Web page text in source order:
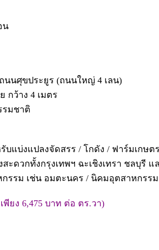
น
นนศุขประยูร (ถนนใหญ่ 4 เลน)
กว้าง 4 เมตร
รมชาติ
แบ่งแปลงจัดสรร / โกดัง / ฟาร์มเกษต
ะดวกทั้งกรุงเทพฯ ฉะเชิงเทรา ชลบุรี
รม เช่น อมตะนคร / นิคมอุตสาหกรรม
พียง 6,475 บาท ต่อ ตร.วา)